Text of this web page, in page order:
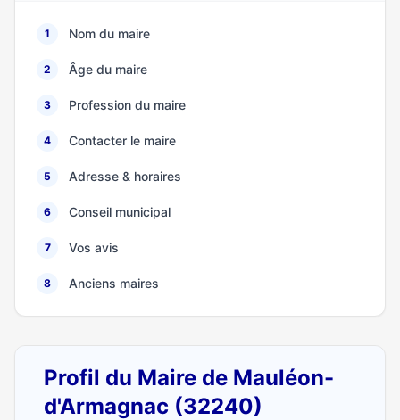
1 Nom du maire
2 Âge du maire
3 Profession du maire
4 Contacter le maire
5 Adresse & horaires
6 Conseil municipal
7 Vos avis
8 Anciens maires
Profil du Maire de Mauléon-
d'Armagnac (32240)